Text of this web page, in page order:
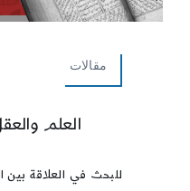
مقالات
العلم
للبحث في العلاقة بين